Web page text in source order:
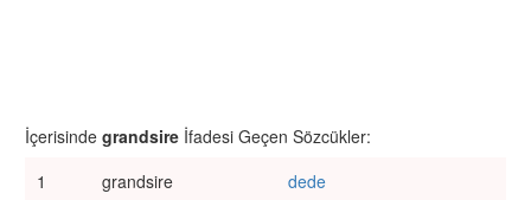
İçerisinde grandsire İfadesi Geçen Sözcükler:
1
grandsire
dede